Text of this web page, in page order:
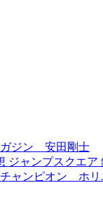
ガジン 安田剛士
ジャンプスクエア
ャンピオン ホリ